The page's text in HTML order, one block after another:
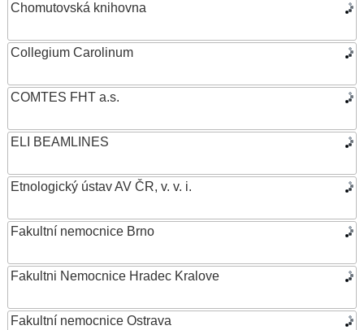
Chomutovská knihovna
Collegium Carolinum
COMTES FHT a.s.
ELI BEAMLINES
Etnologický ústav AV ČR, v. v. i.
Fakultní nemocnice Brno
Fakultni Nemocnice Hradec Kralove
Fakultní nemocnice Ostrava